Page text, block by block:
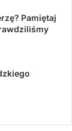
Pamiętaj